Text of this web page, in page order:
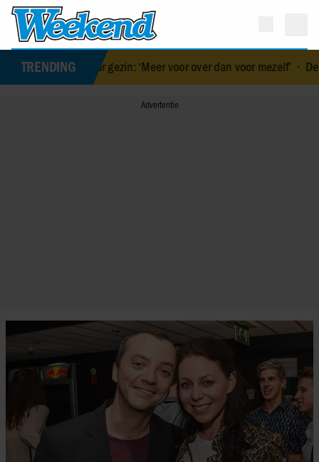
TRENDING
voor gezin: ‘Meer voor over dan voor mezelf’• De